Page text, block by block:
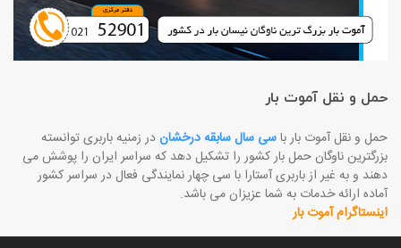
حمل و نقل آموت بار
حمل و نقل آموت بار باسی سال سابقه درخشاندر زمنیه باربری توانسته
بزرگترین ناوگان حمل بار کشور را تشکیل دهد که سراسر ایران را پوشش می
دهند و به غیر از باربری آستارا با سی چهار نمایندگی فعال در سراسر کشور
آماده ارائه خدمات به شما عزیزان می باشد.
اینستاگرام آموت بار